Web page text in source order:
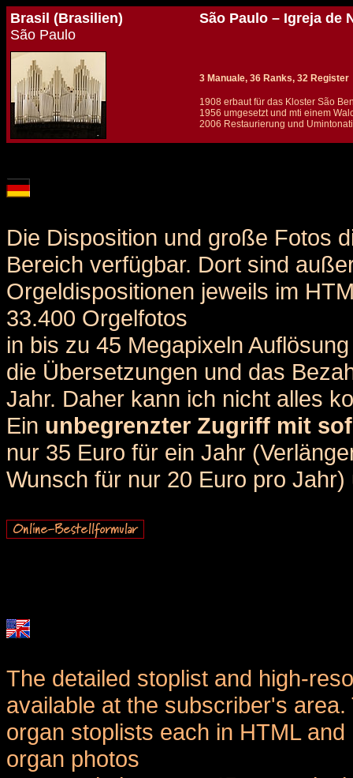
Brasil (Brasilien)
São Paulo
São Paulo – Igreja de
3 Manuale, 36 Ranks, 32 Register
1908 erbaut für das Kloster São
1956 umgesetzt und mti einem
2006 Restaurierung und
Die Disposition und große Fotos
Bereich verfügbar. Dort sind
Orgeldispositionen jeweils im
33.400 Orgelfotos
in bis zu 45 Megapixeln
die Übersetzungen und das
Jahr. Daher kann ich nicht alles
Ein unbegrenzter Zugriff mit
nur 35 Euro für ein Jahr
Wunsch für nur 20 Euro pro
The detailed stoplist and high-
available at the subscriber's
organ stoplists each in HTML
organ photos